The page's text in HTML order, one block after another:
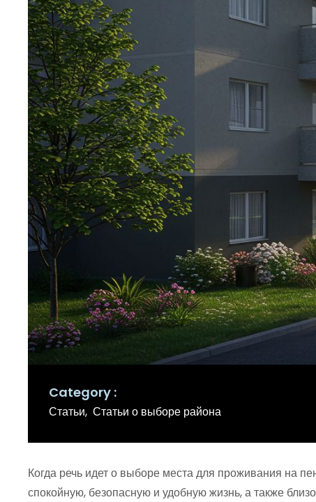
Category
Статьи Статьи о выборе района
Когда речь идет о выборе места для проживания на
спокойную, безопасную и удобную жизнь, а также